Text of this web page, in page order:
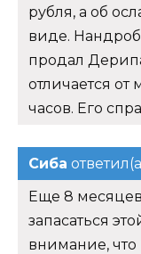
рубля, а об
виде.
продал
отличается от
часов. Его
Сиба
Еще 8
запасаться
внимание, что